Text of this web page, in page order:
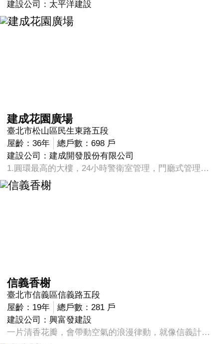
建設公司：太平洋建設
建成花園廣場
臺北市松山區民生東路五段
屋齡：36年
總戶數：698 戶
建設公司：建成開發股份有限公司
1.圓環最高的大樓，24小時警衛室管理，門廳式管理，樓梯間乾淨明亮，頂樓空中花園視野好。 2.本棟位於圓環旁邊生活機能佳，食、衣、住、行、育、樂等方面都很方便。3.民生社區有郵局、銀行（有十幾家）、圖書館、書店、學校、超市、大賣場、傳統市場、公園、游泳池、網球場、棒球場、停車場...... 4.尤其在1992年底，位於民生東路和三民路圓環間的民生社區中心大樓啟用，更為社區居民帶來更健康的生活。社區活動中心常有藝文展覽與表演，為社區帶來溫馨的凝聚力與活力。只要在民生社區住過的人，多半會捨不得搬家。 5.因為民生社區樣樣齊全、樣樣方便，幸福哇！再加上南京東路即將興建捷運，將為民生社區的生活機能更往上加分。
信義香榭
臺北市信義區信義路五段
屋齡：19年
總戶數：281 戶
建設公司：興富發建設
一片清香花瓣，會帶動空氣的浪漫律動，就像信義計畫區一旦開出了一朵有機建築物，整個場域都會變的與眾不同。台北信義計畫區有了第一棟荷花頂冠的美貌建築「信義香榭』，人們都說，信義計畫區久違了的浪漫開花了！*物業飯店式專業服務、7天不斷電不停水維生系統、全棟鋼骨SS耐震系統。